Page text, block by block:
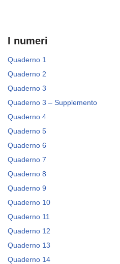
I numeri
Quaderno 1
Quaderno 2
Quaderno 3
Quaderno 3 – Supplemento
Quaderno 4
Quaderno 5
Quaderno 6
Quaderno 7
Quaderno 8
Quaderno 9
Quaderno 10
Quaderno 11
Quaderno 12
Quaderno 13
Quaderno 14